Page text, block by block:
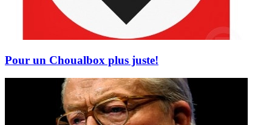
Pour un Choualbox plus juste!